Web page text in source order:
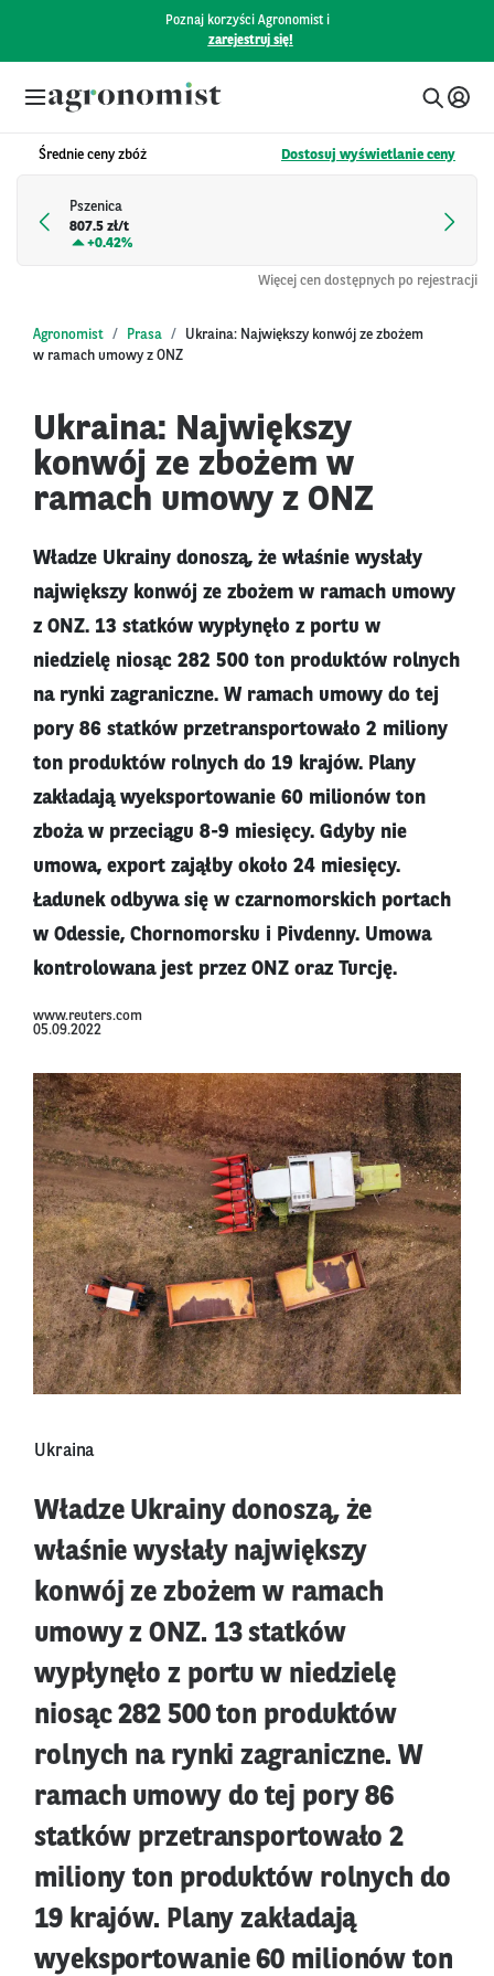
Poznaj korzyści Agronomist i
zarejestruj się!
Średnie ceny zbóż Dostosuj wyświetlanie ceny
Pszenica
807.5 zł/t
+0.42%
Więcej cen dostępnych po rejestracji
Agronomist Prasa
Ukraina: Największy konwój ze zbożem
w ramach umowy z ONZ
Ukraina: Największy
konwój ze zbożem w
ramach umowy z ONZ
Władze Ukrainy donoszą, że właśnie wysłały
największy konwój ze zbożem w ramach umowy
z ONZ. 13 statków wypłynęło z portu w
niedzielę niosąc 282 500 ton produktów rolnych
na rynki zagraniczne. W ramach umowy do tej
pory 86 statków przetransportowało 2 miliony
ton produktów rolnych do 19 krajów. Plany
zakładają wyeksportowanie 60 milionów ton
zboża w przeciągu 8-9 miesięcy. Gdyby nie
umowa, export zająłby około 24 miesięcy.
Ładunek odbywa się w czarnomorskich portach
w Odessie, Chornomorsku i Pivdenny. Umowa
kontrolowana jest przez ONZ oraz Turcję.
www.reuters.com
05.09.2022
Ukraina
Władze Ukrainy donoszą, że
właśnie wysłały największy
konwój ze zbożem w ramach
umowy z ONZ. 13 statków
wypłynęło z portu w niedzielę
niosąc 282 500 ton produktów
rolnych na rynki zagraniczne. W
ramach umowy do tej pory 86
statków przetransportowało 2
miliony ton produktów rolnych do
19 krajów. Plany zakładają
wyeksportowanie 60 milionów ton